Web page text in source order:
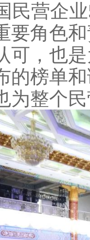
营企业
要角色
可，也
的榜单
为整个